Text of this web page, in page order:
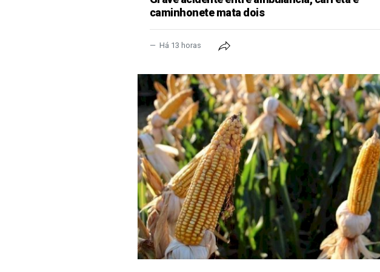
caminhonete mata dois
Há 13 horas